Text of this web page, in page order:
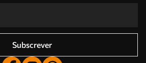
Subscrever